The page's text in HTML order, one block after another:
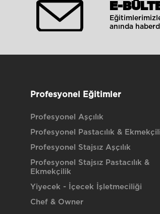
E-
anında
Profesyonel Eğitimler
Profesyonel Aşçılık
Profesyonel Pastacılık &
Profesyonel Stajsız Aşçılık
Profesyonel Stajsız Pastacılık &
Ekmekçilik
Yiyecek - İçecek İşletmeciliği
Chef & Owner